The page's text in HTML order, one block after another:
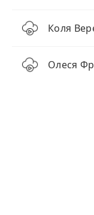
Коля
Олеся